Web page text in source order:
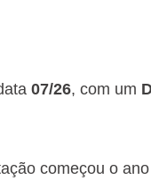
07/26, com um
começou o